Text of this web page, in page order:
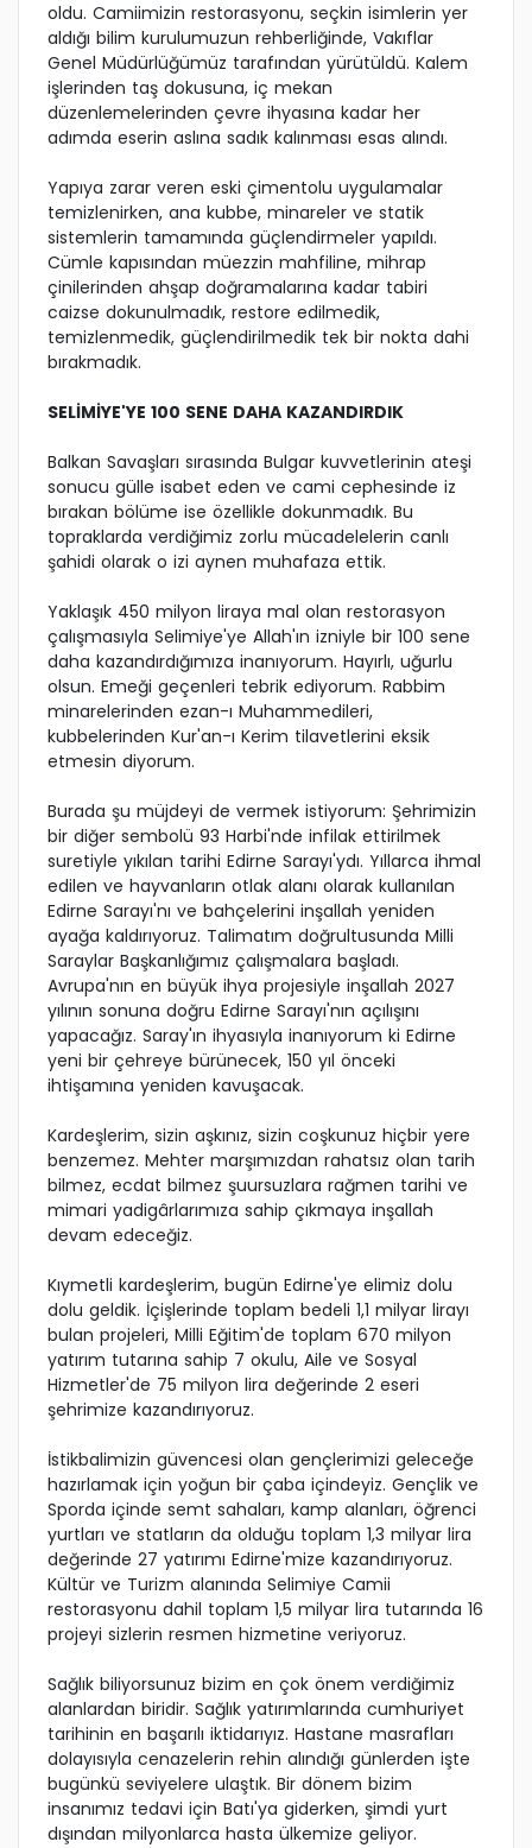
oldu. Camiimizin restorasyonu, seçkin isimlerin yer
aldığı bilim kurulumuzun rehberliğinde, Vakıflar
Genel Müdürlüğümüz tarafından yürütüldü. Kalem
işlerinden taş dokusuna, iç mekan
düzenlemelerinden çevre ihyasına kadar her
adımda eserin aslına sadık kalınması esas alındı.
Yapıya zarar veren eski çimentolu uygulamalar
temizlenirken, ana kubbe, minareler ve statik
sistemlerin tamamında güçlendirmeler yapıldı.
Cümle kapısından müezzin mahfiline, mihrap
çinilerinden ahşap doğramalarına kadar tabiri
caizse dokunulmadık, restore edilmedik,
temizlenmedik, güçlendirilmedik tek bir nokta dahi
bırakmadık.
SELİMİYE'YE 100 SENE DAHA KAZANDIRDIK
Balkan Savaşları sırasında Bulgar kuvvetlerinin ateşi
sonucu gülle isabet eden ve cami cephesinde iz
bırakan bölüme ise özellikle dokunmadık. Bu
topraklarda verdiğimiz zorlu mücadelelerin canlı
şahidi olarak o izi aynen muhafaza ettik.
Yaklaşık 450 milyon liraya mal olan restorasyon
çalışmasıyla Selimiye'ye Allah'ın izniyle bir 100 sene
daha kazandırdığımıza inanıyorum. Hayırlı, uğurlu
olsun. Emeği geçenleri tebrik ediyorum. Rabbim
minarelerinden ezan-ı Muhammedileri,
kubbelerinden Kur'an-ı Kerim tilavetlerini eksik
etmesin diyorum.
Burada şu müjdeyi de vermek istiyorum: Şehrimizin
bir diğer sembolü 93 Harbi'nde infilak ettirilmek
suretiyle yıkılan tarihi Edirne Sarayı'ydı. Yıllarca ihmal
edilen ve hayvanların otlak alanı olarak kullanılan
Edirne Sarayı'nı ve bahçelerini inşallah yeniden
ayağa kaldırıyoruz. Talimatım doğrultusunda Milli
Saraylar Başkanlığımız çalışmalara başladı.
Avrupa'nın en büyük ihya projesiyle inşallah 2027
yılının sonuna doğru Edirne Sarayı'nın açılışını
yapacağız. Saray'ın ihyasıyla inanıyorum ki Edirne
yeni bir çehreye bürünecek, 150 yıl önceki
ihtişamına yeniden kavuşacak.
Kardeşlerim, sizin aşkınız, sizin coşkunuz hiçbir yere
benzemez. Mehter marşımızdan rahatsız olan tarih
bilmez, ecdat bilmez şuursuzlara rağmen tarihi ve
mimari yadigârlarımıza sahip çıkmaya inşallah
devam edeceğiz.
Kıymetli kardeşlerim, bugün Edirne'ye elimiz dolu
dolu geldik. İçişlerinde toplam bedeli 1,1 milyar lirayı
bulan projeleri, Milli Eğitim'de toplam 670 milyon
yatırım tutarına sahip 7 okulu, Aile ve Sosyal
Hizmetler'de 75 milyon lira değerinde 2 eseri
şehrimize kazandırıyoruz.
İstikbalimizin güvencesi olan gençlerimizi geleceğe
hazırlamak için yoğun bir çaba içindeyiz. Gençlik ve
Sporda içinde semt sahaları, kamp alanları, öğrenci
yurtları ve statların da olduğu toplam 1,3 milyar lira
değerinde 27 yatırımı Edirne'mize kazandırıyoruz.
Kültür ve Turizm alanında Selimiye Camii
restorasyonu dahil toplam 1,5 milyar lira tutarında 16
projeyi sizlerin resmen hizmetine veriyoruz.
Sağlık biliyorsunuz bizim en çok önem verdiğimiz
alanlardan biridir. Sağlık yatırımlarında cumhuriyet
tarihinin en başarılı iktidarıyız. Hastane masrafları
dolayısıyla cenazelerin rehin alındığı günlerden işte
bugünkü seviyelere ulaştık. Bir dönem bizim
insanımız tedavi için Batı'ya giderken, şimdi yurt
dışından milyonlarca hasta ülkemize geliyor.